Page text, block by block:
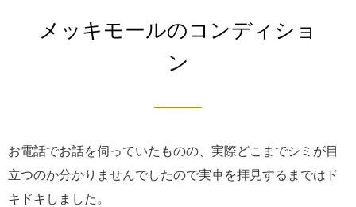
メッキモールのコンディショ
ン
お電話でお話を伺っていたものの、実際どこまでシミが目
立つのか分かりませんでしたので実車を拝見するまではド
キドキしました。